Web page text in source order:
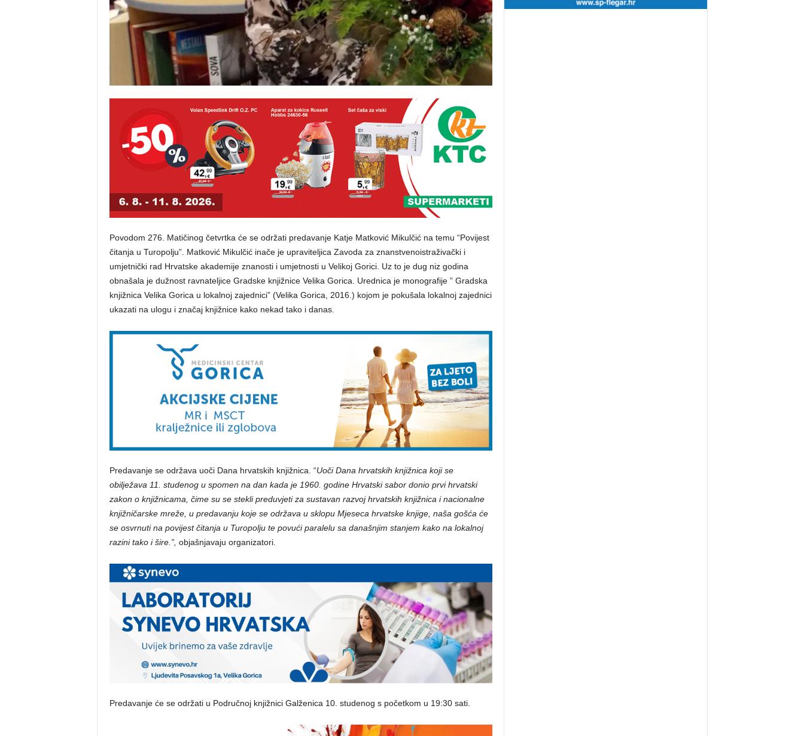
Povodom 276. Matičinog četvrtka će se održati predavanje Katje Matković Mikulčić na temu “Povijest
čitanja u Turopolju”. Matković Mikulčić inače je upraviteljica Zavoda za znanstvenoistraživački i
umjetnički rad Hrvatske akademije znanosti i umjetnosti u Velikoj Gorici. Uz to je dug niz godina
obnašala je dužnost ravnateljice Gradske knjižnice Velika Gorica. Urednica je monografije ” Gradska
knjižnica Velika Gorica u lokalnoj zajednici” (Velika Gorica, 2016.) kojom je pokušala lokalnoj zajednici
ukazati na ulogu i značaj knjižnice kako nekad tako i danas.
Predavanje se održava uoči Dana hrvatskih knjižnica. “Uoči Dana hrvatskih knjižnica koji se
obilježava 11. studenog u spomen na dan kada je 1960. godine Hrvatski sabor donio prvi hrvatski
zakon o knjižnicama, čime su se stekli preduvjeti za sustavan razvoj hrvatskih knjižnica i nacionalne
knjižničarske mreže, u predavanju koje se održava u sklopu Mjeseca hrvatske knjige, naša gošća će
se osvrnuti na povijest čitanja u Turopolju te povući paralelu sa današnjim stanjem kako na lokalnoj
razini tako i šire.”, objašnjavaju organizatori.
Predavanje će se održati u Područnoj knjižnici Galženica 10. studenog s početkom u 19:30 sati.